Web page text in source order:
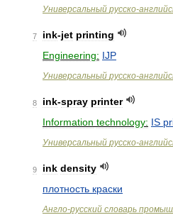
Универсальный русско-
7 ink-jet printing
Engineering: IJP
Универсальный русско-
8 ink-spray printer
Information technology: IS
Универсальный русско-
9 ink density
плотность краски
Англо-русский словарь